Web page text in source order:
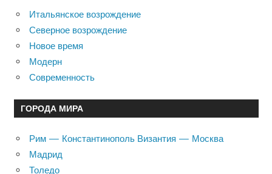
Итальянское возрождение
Северное возрождение
Новое время
Модерн
Современность
ГОРОДА МИРА
Рим — Константинополь Византия — Москва
Мадрид
Толедо